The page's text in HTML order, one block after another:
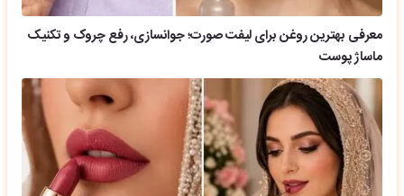
معرفی بهترین روغن برای لیفت صورت؛ جوانسازی، رفع چروک و تکنیک
ماساژ پوست